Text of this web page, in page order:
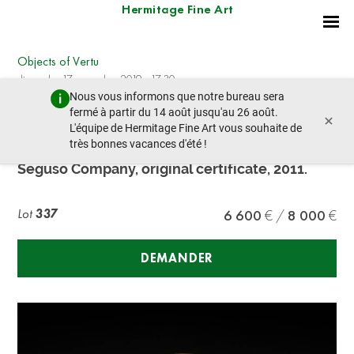
Hermitage Fine Art
Nous vous informons que notre bureau sera
fermé à partir du 14 août jusqu'au 26 août.
L'équipe de Hermitage Fine Art vous souhaite de
très bonnes vacances d'été !
×
Objects of Vertu
dimanche 17 novembre 2019 - 17:30
lot précédent lot suivant
Handmade Murano (Venice) crystal vase By
Seguso Company, original certificate, 2011.
Lot337 6 600 8 000
DEMANDER